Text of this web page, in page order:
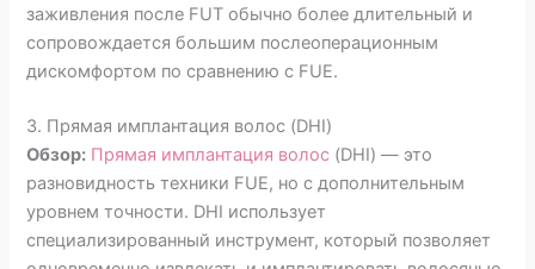
заживления после FUT обычно более длительный и
сопровождается большим послеоперационным
дискомфортом по сравнению с FUE.
3. Прямая имплантация волос (DHI)
Обзор: Прямая имплантация волос (DHI) — это
разновидность техники FUE, но с дополнительным
уровнем точности. DHI использует
специализированный инструмент, который позволяет